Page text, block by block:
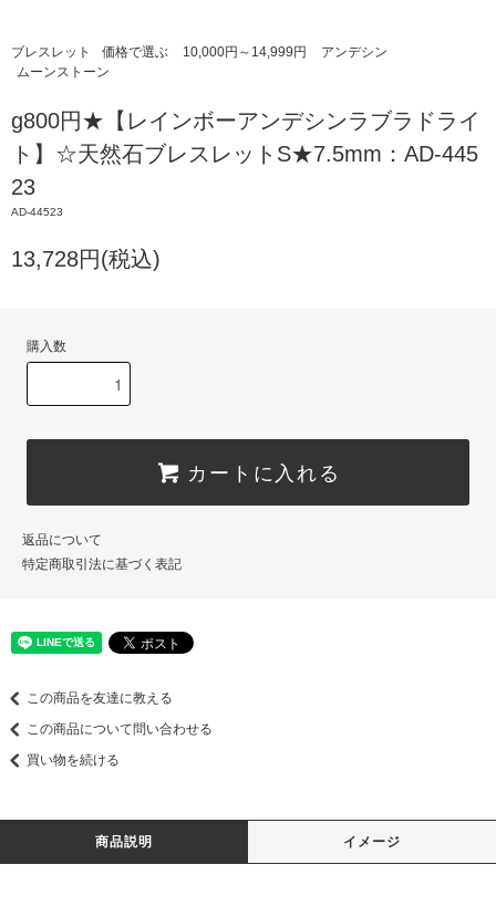
ブレスレット 価格で選ぶ 10,000円～14,999円
アンデシン
ムーンストーン
g800円★【レインボーアンデシンラブラドライ
ト】☆天然石ブレスレットS★7.5mm：AD-445
23
AD-44523
13,728円(税込)
購入数
カートに入れる
返品について
特定商取引法に基づく表記
この商品を友達に教える
この商品について問い合わせる
買い物を続ける
商品説明 イメージ